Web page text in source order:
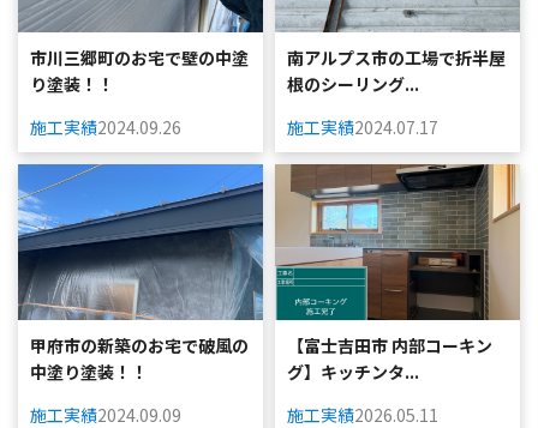
市川三郷町のお宅で壁の中塗
り塗装！！
施工実績2024.09.26
南アルプス市の工場で折半屋
根のシーリング...
施工実績2024.07.17
甲府市の新築のお宅で破風の
中塗り塗装！！
施工実績2024.09.09
【富士吉田市 内部コーキン
グ】キッチンタ...
施工実績2026.05.11